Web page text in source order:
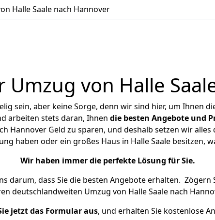
Halle Saale nach Hannover
von Halle
sein, aber keine Sorge, denn wir sind hier, um Ihnen
arbeiten stets daran, Ihnen die besten Angebote und
Hannover Geld zu sparen, und deshalb setzen wir
haben oder ein großes Haus in Halle Saale besitzen,
Wir haben immer die perfekte Lösung für Sie.
darum, dass Sie die besten Angebote erhalten. Zögern
deutschlandweiten Umzug von Halle Saale nach
jetzt das Formular aus, und erhalten Sie kostenlose